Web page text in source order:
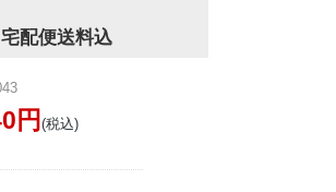
配便送料込
円(税込)